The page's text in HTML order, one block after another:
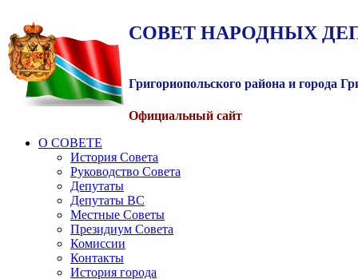
СОВЕТ НАРОДНЫХ
Григориопольского района и города
Официальный сайт
О СОВЕТЕ
История Совета
Руководство Совета
Депутаты
Депутаты ВС
Местные Советы
Президиум Совета
Комиссии
Контакты
История города